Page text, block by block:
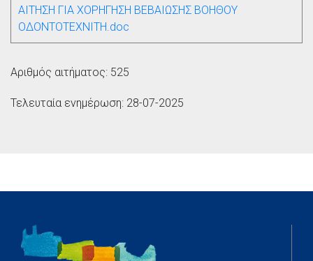
ΑΙΤΗΣΗ ΓΙΑ ΧΟΡΗΓΗΣΗ ΒΕΒΑΙΩΣΗΣ ΒΟΗΘΟΥ
ΟΔΟΝΤΟΤΕΧΝΙΤΗ.doc
Αριθμός αιτήματος: 525
Τελευταία ενημέρωση: 28-07-2025